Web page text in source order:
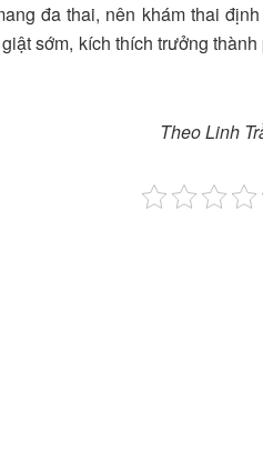
đa thai, nên khám thai
sớm, kích thích trưởng
Theo Linh